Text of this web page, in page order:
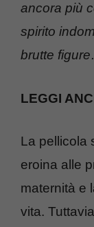
ancora più
spirito
brutte
LEGGI
La pellicola
eroina alle
maternità e
vita.